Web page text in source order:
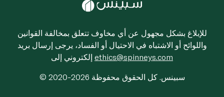
للإبلاغ بشكل مجهول عن أي مخاوف تتعلق بمخالفة القوانين
واللوائح أو الاشتباه في الاحتيال أو الفساد، يرجى إرسال بريد
ethics@spinneys.com
© 2020-2026 سبينس. كل الحقوق محفوظة